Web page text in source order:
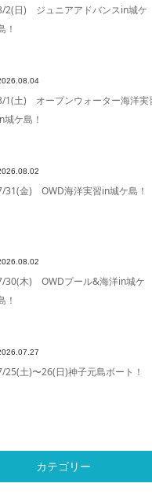
2(日) ジュニアアドバンスin城ケ
！
1(土) オープンウォーター海洋実
城ケ島！
31(金) OWD海洋実習in城ケ島！
30(木) OWDプール&海洋in城ケ
！
25(土)〜26(日)神子元島ボート！
カテゴリー